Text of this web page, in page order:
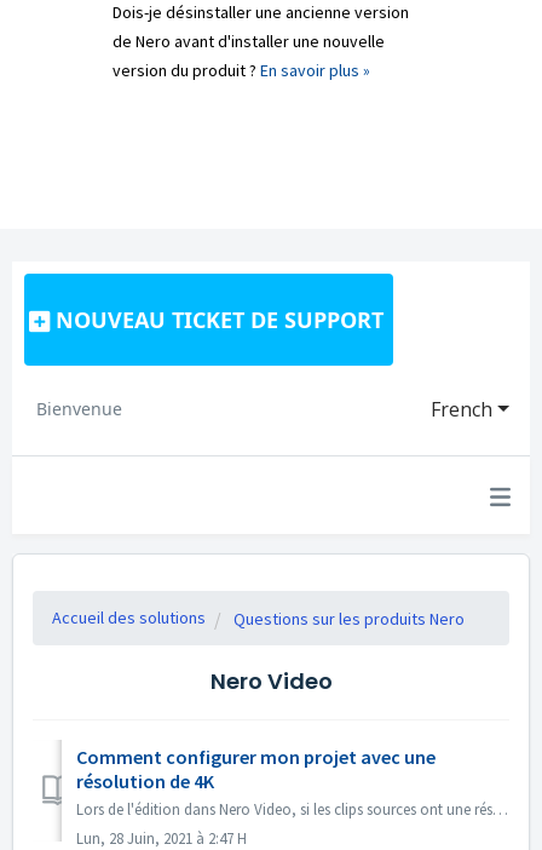
Dois-je désinstaller une ancienne version
de Nero avant d'installer une nouvelle
version du produit ? En savoir plus »
NOUVEAU TICKET DE SUPPORT
French
Bienvenue
Accueil des solutions Questions sur les produits Nero
Nero Video
Comment configurer mon projet avec une
résolution de 4K
Lors de l'édition dans Nero Video, si les clips sources ont une résolution de 4K ou plus, et que vous souhaitez avoir le fichier de sortie également en ...
Lun, 28 Juin, 2021 à 2:47 H